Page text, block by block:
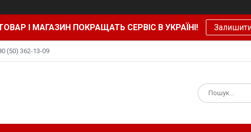
І МАГАЗИН ПОКРАЩАТЬ СЕРВІС В УКРАЇНІ!
(50) 362-13-09